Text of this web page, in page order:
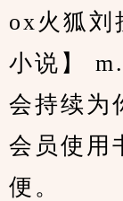
ox火狐刘
小说】
会持续为
会员使用
便。